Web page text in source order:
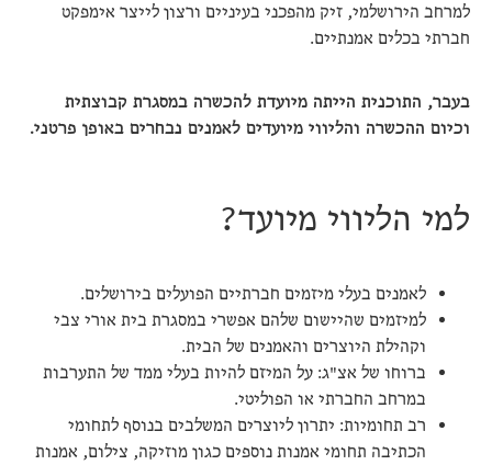
למרחב הירושלמי, זיק מהפכני בעיניים ורצון לייצר אימפקט
חברתי בכלים אמנתיים.
בעבר, התוכנית הייתה מיועדת להכשרה במסגרת קבוצתית
וכיום ההכשרה והליווי מיועדים לאמנים נבחרים באופן פרטני.
למי הליווי מיועד?
לאמנים בעלי מיזמים חברתיים הפועלים בירושלים.
למיזמים שהיישום שלהם אפשרי במסגרת בית אורי צבי
וקהילת היוצרים והאמנים של הבית.
ברוחו של אצ"ג: על המיזם להיות בעלי ממד של התערבות
במרחב החברתי או הפוליטי.
רב תחומיות: יתרון ליוצרים המשלבים בנוסף לתחומי
הכתיבה תחומי אמנות נוספים כגון מוזיקה, צילום, אמנות